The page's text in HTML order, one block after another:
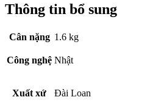
Thông tin bổ sung
Cân nặng 1.6 kg
Công nghệ Nhật
Xuất xứ Đài Loan